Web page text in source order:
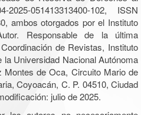
051413313400-102, ISSN
ambos otorgados por el Instituto
Responsable de la última
de Revistas, Instituto
Universidad Nacional Autónoma
de Oca, Circuito Mario de
Coyoacán, C. P. 04510, Ciudad
julio de 2025.